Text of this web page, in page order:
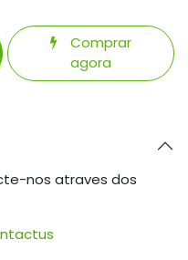
Comprar
agora
nos atraves dos